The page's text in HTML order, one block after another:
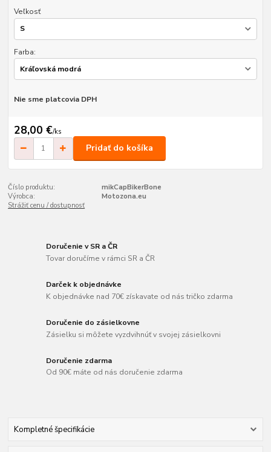
Veľkosť
Farba:
Nie sme platcovia DPH
28,00 €/ks
Pridať do košíka
Číslo produktu:
mikCapBikerBone
Výrobca:
Motozona.eu
Strážiť cenu / dostupnosť
Doručenie v SR a ČR
Tovar doručíme v rámci SR a ČR
Darček k objednávke
K objednávke nad 70€ získavate od nás tričko zdarma
Doručenie do zásielkovne
Zásielku si môžete vyzdvihnúť v svojej zásielkovni
Doručenie zdarma
Od 90€ máte od nás doručenie zdarma
Kompletné špecifikácie